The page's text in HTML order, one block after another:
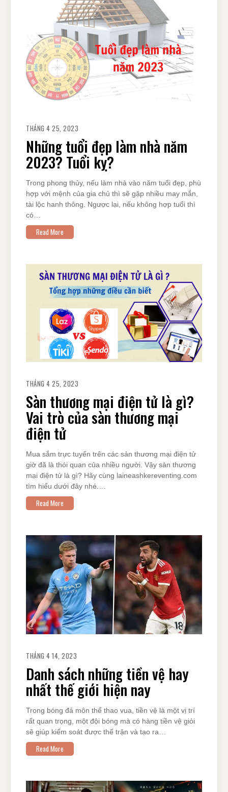
THÁNG 4 25, 2023
Những tuổi đẹp làm nhà năm
2023? Tuổi kỵ?
Trong phong thủy, nếu làm nhà vào năm tuổi đẹp, phù
hợp với mệnh của gia chủ thì sẽ gặp nhiều may mắn,
tài lộc hanh thông. Ngược lại, nếu không hợp tuổi thì
có…
Read More
THÁNG 4 25, 2023
Sàn thương mại điện tử là gì?
Vai trò của sàn thương mại
điện tử
Mua sắm trực tuyến trên các sản thương mại điện tử
giờ đã là thói quan của nhiều người. Vậy sàn thương
mại điện tử là gì? Hãy cùng laineashkereventing.com
tìm hiểu dưới đây nhé.…
Read More
THÁNG 4 14, 2023
Danh sách những tiền vệ hay
nhất thế giới hiện nay
Trong bóng đá môn thể thao vua, tiền vệ là một vị trí
rất quan trọng, một đội bóng mà có hàng tiền vệ giỏi
sẽ giúp kiểm soát được thế trận và tạo ra…
Read More